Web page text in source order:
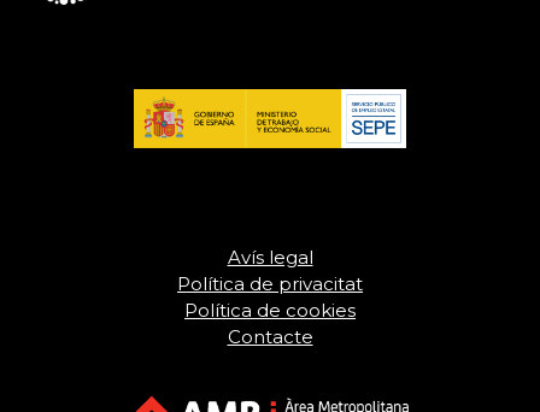
Avís legal
Política de privacitat
Política de cookies
Contacte